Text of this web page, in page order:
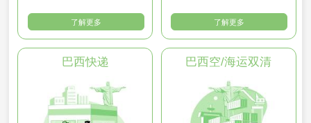
了解更多 了解更多
巴西快递 巴西空/海运双清